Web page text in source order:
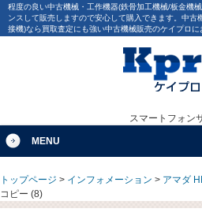
程度の良い中古機械・工作機器(鉄骨加工機械/板金機
ンスして販売しますので安心して購入できます。中
接機)なら買取査定にも強い中古機械販売のケイプロに
スマートフォン
MENU
トップページ > インフォメーション > アマダ
コピー (8)